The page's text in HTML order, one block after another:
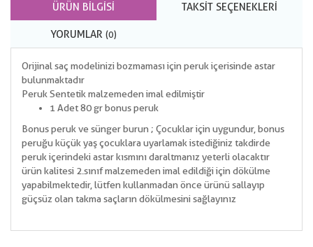
ÜRÜN BILGISI TAKSIT SEÇENEKLERI
YORUMLAR (0)
Orijinal saç modelinizi bozmaması için peruk içerisinde astar
bulunmaktadır
Peruk Sentetik malzemeden imal edilmiştir
1 Adet 80 gr bonus peruk
Bonus peruk ve sünger burun ; Çocuklar için uygundur, bonus
peruğu küçük yaş çocuklara uyarlamak istediğiniz takdirde
peruk içerindeki astar kısmını daraltmanız yeterli olacaktır
ürün kalitesi 2.sınıf malzemeden imal edildiği için dökülme
yapabilmektedir, lütfen kullanmadan önce ürünü sallayıp
güçsüz olan takma saçların dökülmesini sağlayınız